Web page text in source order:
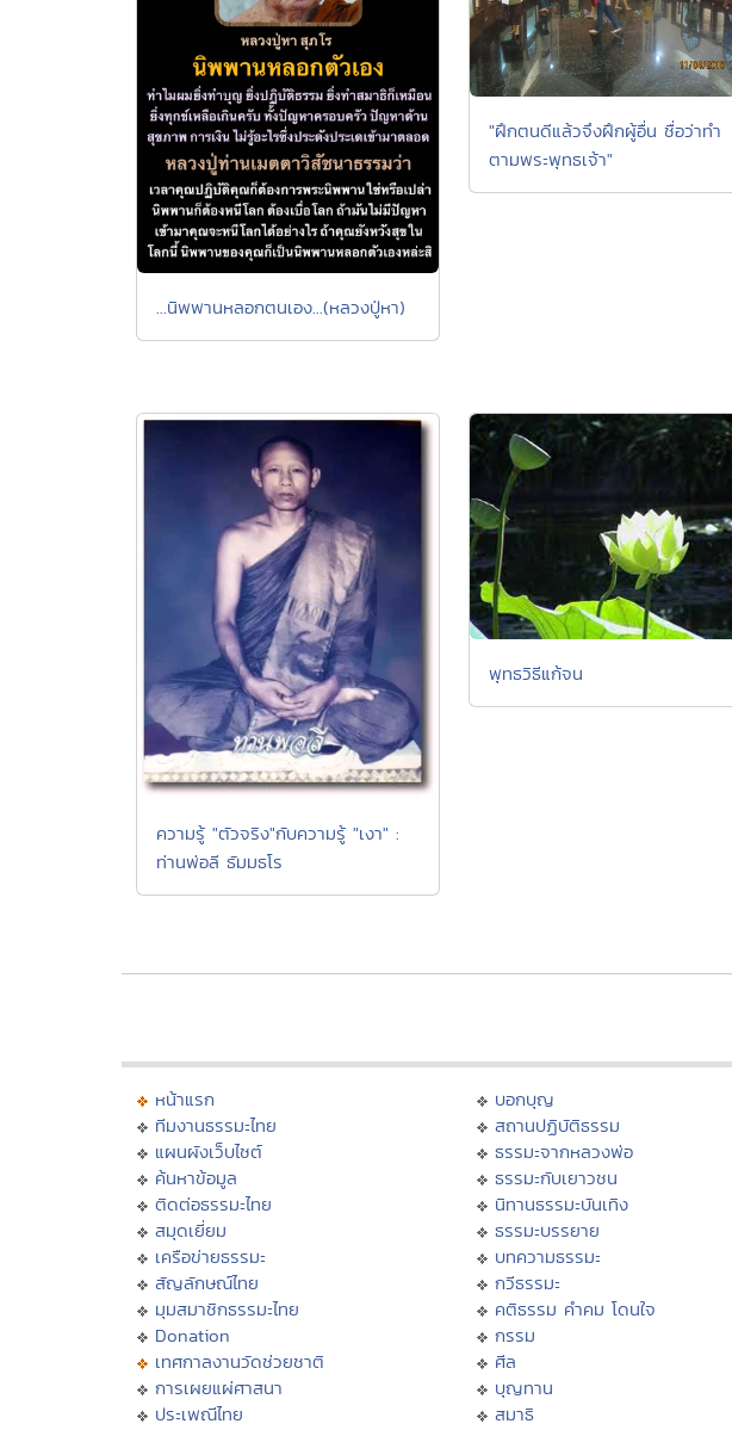
...นิพพานหลอกตนเอง...(หลวงปู่หา)
"ฝึกตนดีแล้วจึงฝึกผู้อื่น ชื่อว่าทำ
ตามพระพุทธเจ้า"
ความรู้ "ตัวจริง"กับความรู้ "เงา" :
ท่านพ่อลี ธัมมธโร
พุทธวิธีแก้จน
หน้าแรก
ทีมงานธรรมะไทย
แผนผังเว็บไซต์
ค้นหาข้อมูล
ติดต่อธรรมะไทย
สมุดเยี่ยม
เครือข่ายธรรมะ
สัญลักษณ์ไทย
มุมสมาชิกธรรมะไทย
Donation
เทศกาลงานวัดช่วยชาติ
การเผยแผ่ศาสนา
ประเพณีไทย
บอกบุญ
สถานปฏิบัติธรรม
ธรรมะจากหลวงพ่อ
ธรรมะกับเยาวชน
นิทานธรรมะบันเทิง
ธรรมะบรรยาย
บทความธรรมะ
กวีธรรมะ
คติธรรม คำคม โดนใจ
กรรม
ศีล
บุญทาน
สมาธิ